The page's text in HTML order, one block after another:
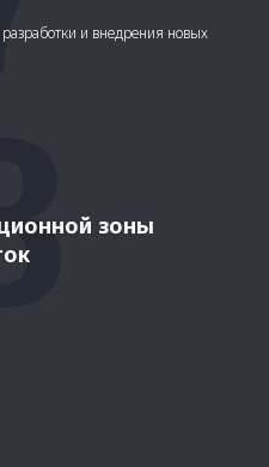
и внедрения новых
зоны